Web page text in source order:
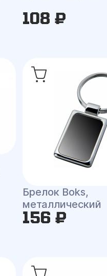
108 ₽
Брелок Boks,
металлический
156 ₽